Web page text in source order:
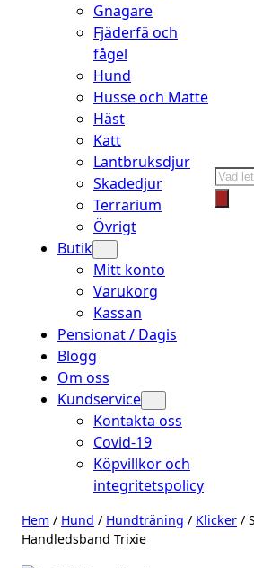
Gnagare
Fjäderfä och
fågel
Hund
Husse och Matte
Häst
Katt
Lantbruksdjur
Skadedjur
Terrarium
Övrigt
Butik
Mitt konto
Varukorg
Kassan
Pensionat / Dagis
Blogg
Om oss
Kundservice
Kontakta oss
Covid-19
Köpvillkor och
integritetspolicy
search
Hem / Hund / Hundträning / Klicker /
Handledsband Trixie